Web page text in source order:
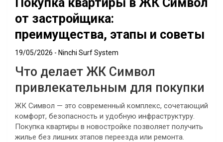
от застройщика:
преимущества, этапы и советы
19/05/2026 Ninchi Surf System
Что делает ЖК Символ
привлекательным для покупки
ЖК Символ — это современный комплекс, сочетающий
комфорт, безопасность и удобную инфраструктуру.
Покупка квартиры в новостройке позволяет получить
жилье без лишних этапов переезда или ремонта.